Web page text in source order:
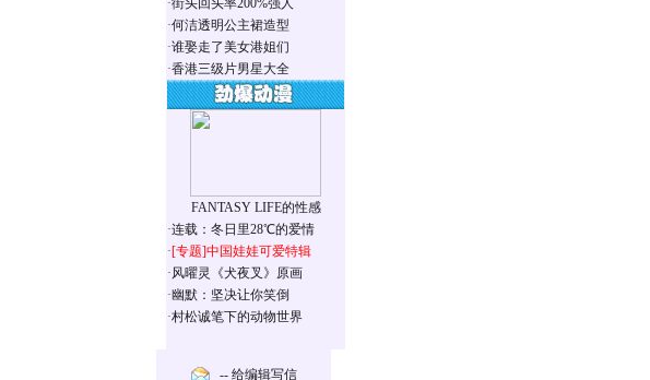
·街头回头率200%强人
·何洁透明公主裙造型
·谁娶走了美女港姐们
·香港三级片男星大全
FANTASY LIFE的性感
·连载：冬日里28℃的爱情
·[专题]中国娃娃可爱特辑
·风曜灵《犬夜叉》原画
·幽默：坚决让你笑倒
·村松诚笔下的动物世界
-- 给编辑写信